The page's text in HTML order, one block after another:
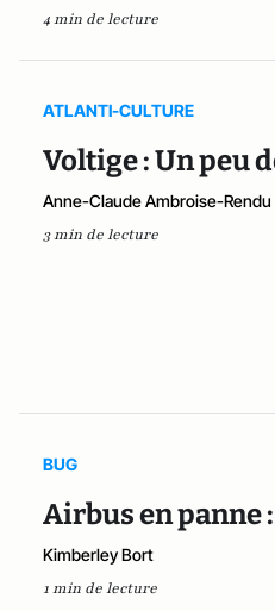
4 min de lecture
ATLANTI-CULTURE
Voltige : Un peu
Anne-Claude Ambroise-
3 min de lecture
BUG
Airbus en panne
Kimberley Bort
1 min de lecture